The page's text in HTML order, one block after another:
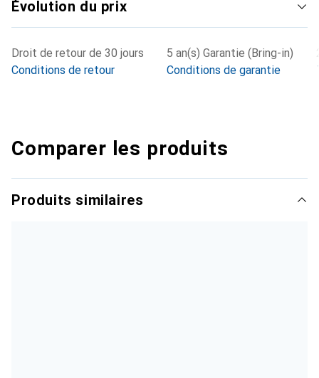
Évolution du prix
Droit de retour de 30 jours
Conditions de retour
5 an(s) Garantie (Bring-in)
Conditions de garantie
Comparer les produits
Produits similaires